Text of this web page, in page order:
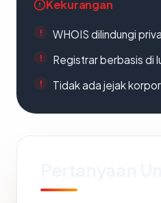
Kekurangan
WHOIS dilindungi
Registrar berbasis di
Tidak ada jejak